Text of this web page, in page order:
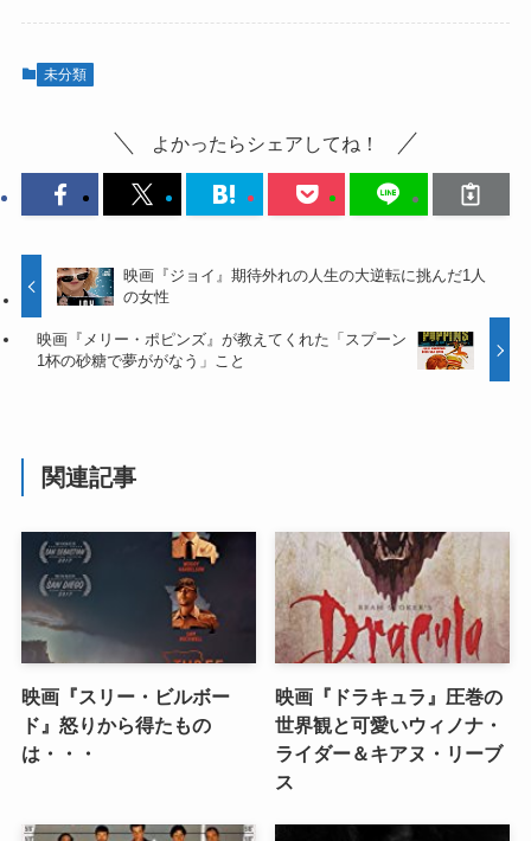
未分類
よかったらシェアしてね！
映画『ジョイ』期待外れの人生の大逆転に挑んだ1人
の女性
映画『メリー・ポピンズ』が教えてくれた「スプーン
1杯の砂糖で夢ががなう」こと
関連記事
映画『スリー・ビルボー
ド』怒りから得たもの
は・・・
映画『ドラキュラ』圧巻の
世界観と可愛いウィノナ・
ライダー＆キアヌ・リーブ
ス